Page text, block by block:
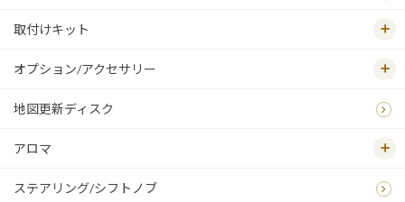
取付けキット
オプション/アクセサリー
地図更新ディスク
アロマ
ステアリング/シフトノブ